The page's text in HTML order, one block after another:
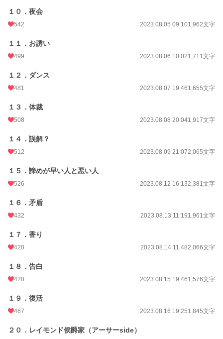
１０．夜会
542 2023.08.05 09:101,962文字
１１．お誘い
499 2023.08.06 10:021,711文字
１２．ダンス
481 2023.08.07 19:461,655文字
１３．体裁
508 2023.08.08 20:041,917文字
１４．誤解？
512 2023.08.09 21:072,065文字
１５．諦めが早い人と悪い人
526 2023.08.12 16:132,381文字
１６．矛盾
432 2023.08.13 11:191,961文字
１７．香り
420 2023.08.14 11:482,066文字
１８．告白
420 2023.08.15 19:461,576文字
１９．復活
467 2023.08.16 19:251,845文字
２０．レイモンド侯爵家（アーサーside）